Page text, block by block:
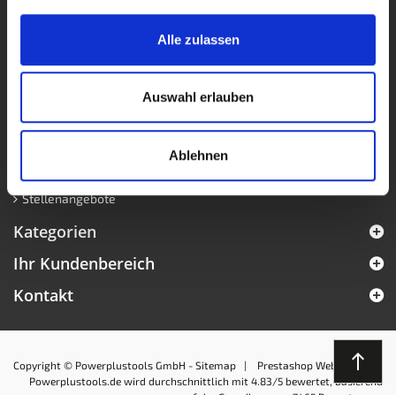
Alle zulassen
Auswahl erlauben
Ablehnen
Impressum
Privatsphäre und Datenschutz
MwSt. frei Kaufen
FAQ Sandstrahlen
Stellenangebote
Kategorien
Ihr Kundenbereich
Kontakt
Copyright © Powerplustools GmbH - Sitemap | Prestashop Webshops
Powerplustools.de wird durchschnittlich mit 4.83/5 bewertet, basierend
north